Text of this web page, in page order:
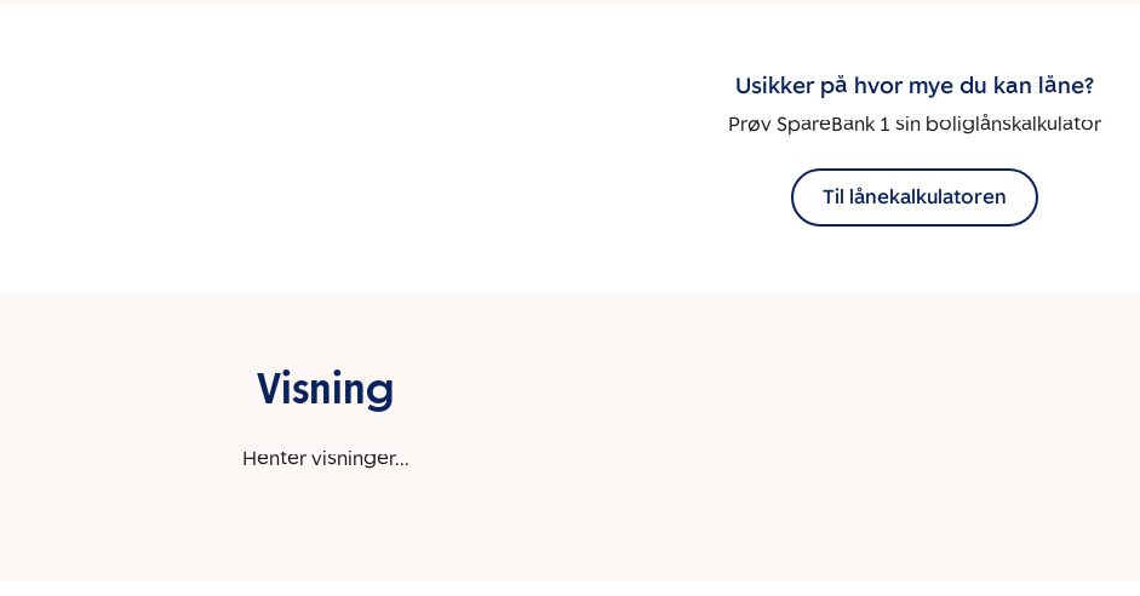
Usikker på hvor mye du kan låne?
Prøv SpareBank 1 sin boliglånskalkulator
Til lånekalkulatoren
Visning
Henter visninger...